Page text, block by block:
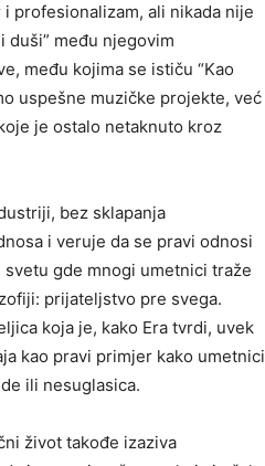
profesionalizam, ali nikada nije
duši” među njegovim
među kojima se ističu “Kao
uspešne muzičke projekte, već
je ostalo netaknuto kroz
bez sklapanja
i veruje da se pravi odnosi
gde mnogi umetnici traže
prijateljstvo pre svega.
koja je, kako Era tvrdi, uvek
kao pravi primjer kako umetnici
ili nesuglasica.
život takođe izaziva